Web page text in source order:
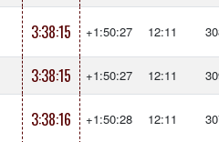
3:38:15 +1:50:27 12:11
3:38:15 +1:50:27 12:11
3:38:16 +1:50:28 12:11